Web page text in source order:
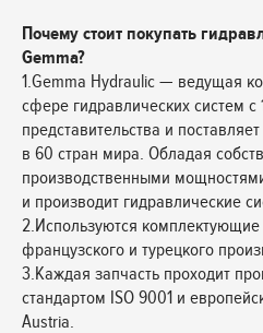
Почему стоит покупать
Gemma?
1.Gemma Hydraulic — ведущая
сфере гидравлических систем
представительства и
в 60 стран мира. Обладая
производственными
и производит гидравлические
2.Используются
французского и турецкого
3.Каждая запчасть проходит
стандартом ISO 9001 и
Austria.